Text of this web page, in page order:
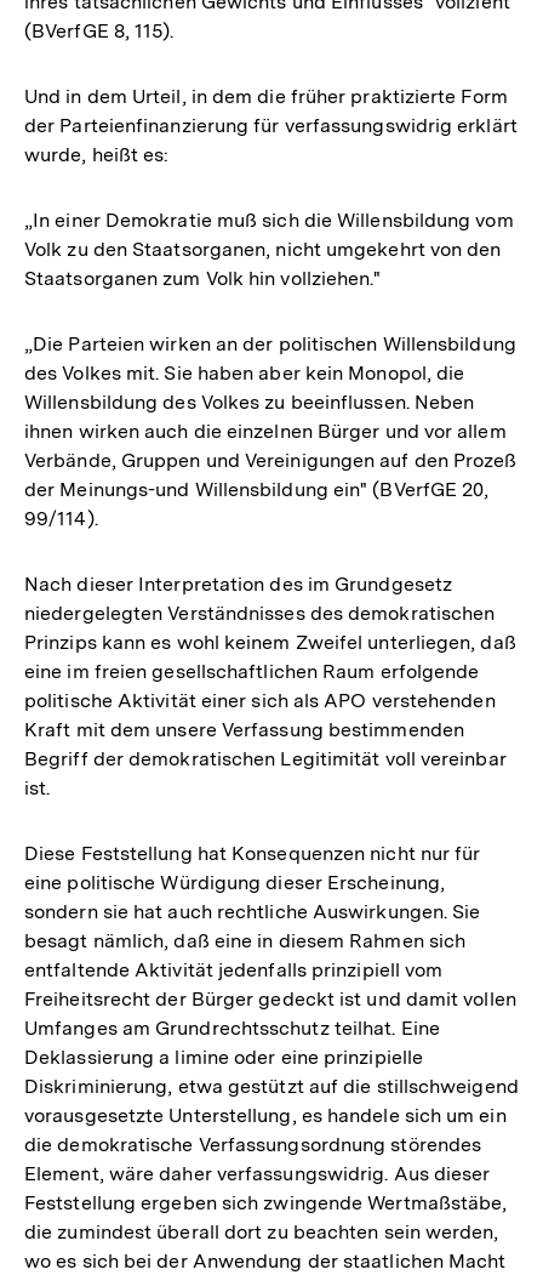
(BVerfGE 8, 115).
Und in dem Urteil, in dem die früher praktizierte Form
der Parteienfinanzierung für verfassungswidrig erklärt
wurde, heißt es:
„In einer Demokratie muß sich die Willensbildung vom
Volk zu den Staatsorganen, nicht umgekehrt von den
Staatsorganen zum Volk hin vollziehen."
„Die Parteien wirken an der politischen Willensbildung
des Volkes mit. Sie haben aber kein Monopol, die
Willensbildung des Volkes zu beeinflussen. Neben
ihnen wirken auch die einzelnen Bürger und vor allem
Verbände, Gruppen und Vereinigungen auf den Prozeß
der Meinungs-und Willensbildung ein" (BVerfGE 20,
99/114).
Nach dieser Interpretation des im Grundgesetz
niedergelegten Verständnisses des demokratischen
Prinzips kann es wohl keinem Zweifel unterliegen, daß
eine im freien gesellschaftlichen Raum erfolgende
politische Aktivität einer sich als APO verstehenden
Kraft mit dem unsere Verfassung bestimmenden
Begriff der demokratischen Legitimität voll vereinbar
ist.
Diese Feststellung hat Konsequenzen nicht nur für
eine politische Würdigung dieser Erscheinung,
sondern sie hat auch rechtliche Auswirkungen. Sie
besagt nämlich, daß eine in diesem Rahmen sich
entfaltende Aktivität jedenfalls prinzipiell vom
Freiheitsrecht der Bürger gedeckt ist und damit vollen
Umfanges am Grundrechtsschutz teilhat. Eine
Deklassierung a limine oder eine prinzipielle
Diskriminierung, etwa gestützt auf die stillschweigend
vorausgesetzte Unterstellung, es handele sich um ein
die demokratische Verfassungsordnung störendes
Element, wäre daher verfassungswidrig. Aus dieser
Feststellung ergeben sich zwingende Wertmaßstäbe,
die zumindest überall dort zu beachten sein werden,
wo es sich bei der Anwendung der staatlichen Macht